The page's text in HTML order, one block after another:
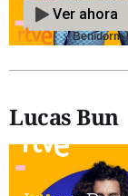
Benidorm
Lucas Bun